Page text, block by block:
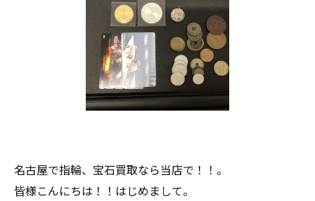
名古屋で指輪、宝石買取なら当店で！！。
皆様こんにちは！！はじめまして。